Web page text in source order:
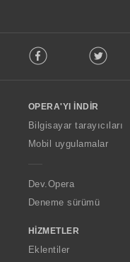
o
w
O
p
a
Facebook Twitter
OPERA'YI İNDIR
Bilgisayar tarayıcıları
Mobil uygulamalar
Dev.Opera
Deneme sürümü
HIZMETLER
Eklentiler